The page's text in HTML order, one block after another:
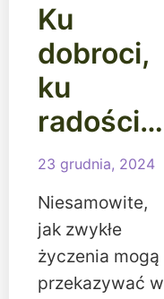
Ku
dobroci,
ku
radości…
23 grudnia, 2024
Niesamowite,
jak zwykłe
życzenia mogą
przekazywać w